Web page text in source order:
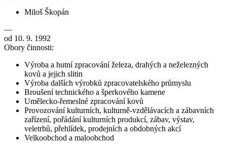
Miloš Škopán
—
od 10. 9. 1992
Obory činnosti:
Výroba a hutní zpracování železa, drahých a neželezných
kovů a jejich slitin
Výroba dalších výrobků zpracovatelského průmyslu
Broušení technického a šperkového kamene
Umělecko-řemeslné zpracování kovů
Provozování kulturních, kulturně-vzdělávacích a zábavních
zařízení, pořádání kulturních produkcí, zábav, výstav,
veletrhů, přehlídek, prodejních a obdobných akcí
Velkoobchod a maloobchod